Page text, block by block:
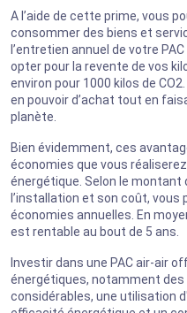
A l’aide de cette prime, vous
consommer des biens et
l’entretien annuel de votre
opter pour la revente de vos
environ pour 1000 kilos de
en pouvoir d’achat tout en
planète.
Bien évidemment, ces
économies que vous
énergétique. Selon le montant
l’installation et son coût,
économies annuelles. En
est rentable au bout de 5 ans.
Investir dans une PAC air-air
énergétiques, notamment des
considérables, une utilisation